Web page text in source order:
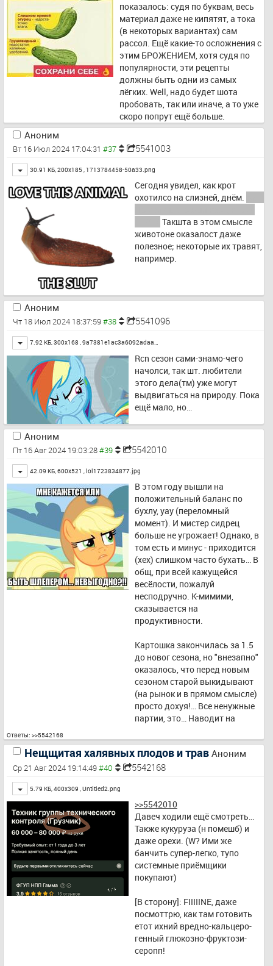
показалось: судя по буквам, весь
материал даже не кипятят, а тока
(в некоторых вариантах) сам
рассол. Ещё какие-то осложнения с
этим БРОЖЕНИЕМ, хотя судя по
популярности, эти рецепты
должны быть одни из самых
лёгких. Well, надо будет шота
пробовать, так или иначе, а то уже
скоро попрут ещё больше.
Аноним
Вт 16 Июл 2024 17:04:31 5541003
Toggle
30.91 КБ, 200x185 , 1713784458-50a33.png
Сегодня увидел, как крот
охотилсо на слизней, днём.
Такшта в этом смысле
животоне оказалост даже
полезное; некоторые их травят,
например.
Аноним
Чт 18 Июл 2024 18:37:59 5541096
Toggle
7.92 КБ, 300x168 ,9a7381e1ac3a6092adaa…
Rcn сезон сами-знамо-чего
начолси, так шт. любители
этого дела(тм) уже могут
выдвигаться на природу. Пока
ещё мало, но…
Аноним
Пт 16 Авг 2024 19:03:28 5542010
Toggle
42.09 КБ, 600x521 , lol1723834877.jpg
В этом году вышли на
положительный баланс по
бухлу, yay (переломный
момент). И мистер сидрец
больше не угрожает! Однако, в
том есть и минус - приходится
(хех) слишком часто бухать… В
общ, при всей кажущейся
весёлости, пожалуй
несподручно. К-мимими,
сказывается на
продуктивности.
Картошка закончилась за 1.5
до новог сезона, но "внезапно"
оказалось, что перед новым
сезоном старой выкидывают
(на рынок и в прямом смысле)
просто дохуя!… Все ненужные
партии, это… Наводит на
представить этот поток,
скажем, даже для небольшого
посёлка, напр. в джоулях (как
хош-не-хош, а новодит на
размышления об инициации
перерабатывающих машинок,
хранилищ, и
ВОТЭТОВОТВСЕВО!
Короче, мыслб пони-тн, желаю
возможности непрощёлкивать
возможности, и самв сою
очередь попытаюсь
последовать собственному
совету, не токо касательно
Ответы: >>5542168
Нещщитая халявных плодов и трав Аноним
Ср 21 Авг 2024 19:14:49 5542168
Toggle
5.79 КБ, 400x309 , Untitled2.png
>>5542010
Давеч ходили ещё смотреть…
Также кукуруза (н помешб) и
даже орехи. (W? Ими же
банчить супер-легко, тупо
системные приёмщики
покупают)
[В сторону]: FIIIIINE, даже
посмоттрю, как там готовить
етот ихний вредно-кальцеро-
генный глюкозно-фруктози-
серопп!